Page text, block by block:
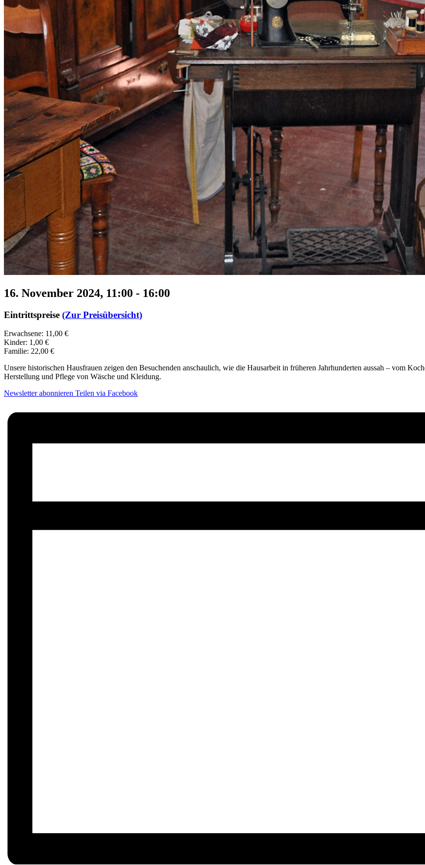
16. November 2024, 11:00 - 16:00
Eintrittspreise (Zur Preisübersicht)
Erwachsene: 11,00 €
Kinder: 1,00 €
Familie: 22,00 €
Unsere historischen Hausfrauen zeigen den Besuchenden anschaulich, wie die Hausarbeit in früheren Jahrhunderten aussah – vom
Herstellung und Pflege von Wäsche und Kleidung.
Newsletter abonnieren Teilen via Facebook